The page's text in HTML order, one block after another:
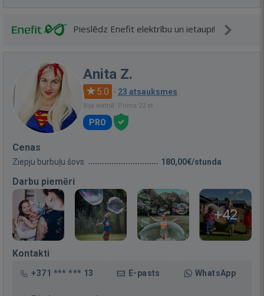
Pieslēdz Enefit elektrību un ietaupi!
Anita Z.
5.0 · 23 atsauksmes
Bija vietnē: Pirms 22 st.
PRO
Cenas
Ziepju burbuļu šovs 180,00€/stunda
Darbu piemēri
+42
Kontakti
+371 *** *** 13 E-pasts WhatsApp